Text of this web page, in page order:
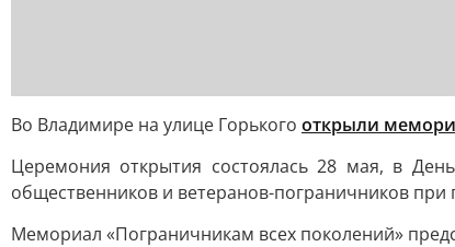
Во Владимире на улице Горького открыли
Церемония открытия состоялась 28 мая, в
общественников и ветеранов-пограничников
Мемориал «Пограничникам всех поколений»